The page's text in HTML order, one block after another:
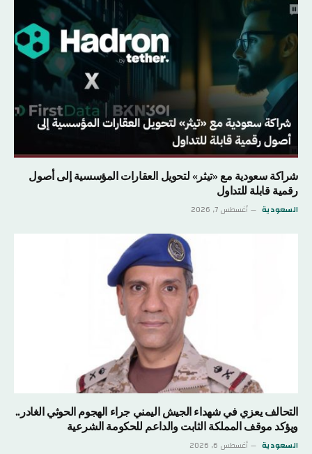
شراكة سعودية مع «تيثر» لتحويل العقارات المؤسسية إلى أصول
رقمية قابلة للتداول
السعودية أغسطس 7, 2026
التحالف يعزي في شهداء الجيش اليمني جراء الهجوم الحوثي الغادر..
ويؤكد موقف المملكة الثابت والداعم للحكومة الشرعية
السعودية أغسطس 6, 2026